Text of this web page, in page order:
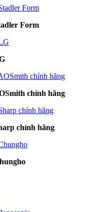
Form
chính hãng
chính hãng